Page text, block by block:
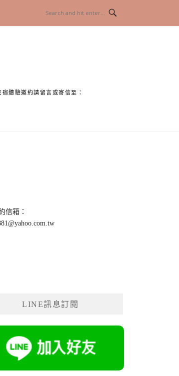
體驗邀約請留言或寄信至：
信箱：
LINE訊息訂閱